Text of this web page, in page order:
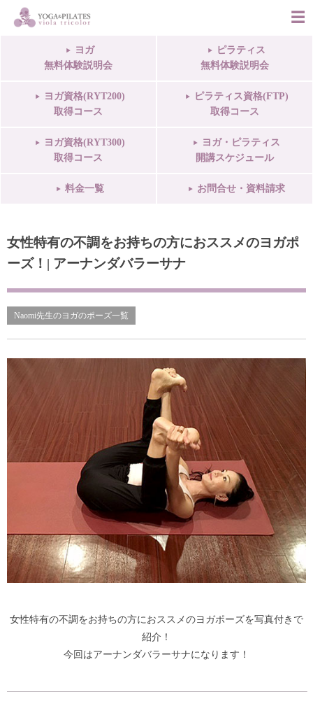
ヨガ
無料体験説明会
ピラティス
無料体験説明会
ヨガ資格(RYT200)
取得コース
ピラティス資格(FTP)
取得コース
ヨガ資格(RYT300)
取得コース
ヨガ・ピラティス
開講スケジュール
料金一覧 お問合せ・資料請求
女性特有の不調をお持ちの方におススメのヨガポ
ーズ！| アーナンダバラーサナ
Naomi先生のヨガのポーズ一覧
女性特有の不調をお持ちの方におススメのヨガポーズを写真付きで
紹介！
今回はアーナンダバラーサナになります！